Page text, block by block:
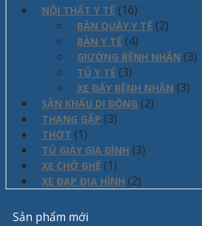
NỘI THẤT Y TẾ (16)
BÀN QUẦY Y TẾ (2)
BÀN Y TẾ (4)
GIƯỜNG BỆNH NHÂN (3)
TỦ Y TẾ (3)
XE ĐẨY BỆNH NHÂN (3)
SÂN KHẤU DI ĐỘNG (2)
THANG GẤP (3)
THỚT (1)
TỦ GIÀY GIA ĐÌNH (3)
XE CHỞ GHẾ (1)
XE ĐẠP ĐỊA HÌNH (2)
Sản phẩm mới